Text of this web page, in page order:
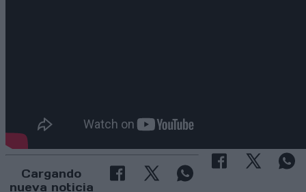
Cargando
nueva noticia